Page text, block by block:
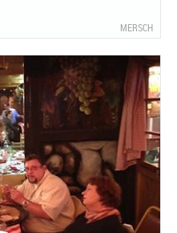
MERSCH